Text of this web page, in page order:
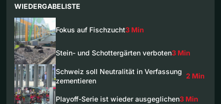
WIEDERGABELISTE
Fokus auf Fischzucht3 Min
Stein- und Schottergärten verboten3 Min
Schweiz soll Neutralität in Verfassung
zementieren
2 Min
Playoff-Serie ist wieder ausgeglichen3 Min